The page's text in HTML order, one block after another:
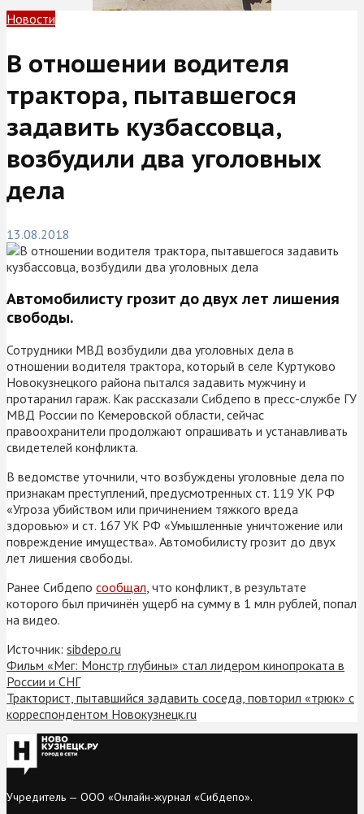
Новости
В отношении водителя
трактора, пытавшегося
задавить кузбассовца,
возбудили два уголовных
дела
13.08.2018
Автомобилисту грозит до двух лет лишения
свободы.
Сотрудники МВД возбудили два уголовных дела в
отношении водителя трактора, который в селе Куртуково
Новокузнецкого района пытался задавить мужчину и
протаранил гараж. Как рассказали Сибдепо в пресс-службе ГУ
МВД России по Кемеровской области, сейчас
правоохранители продолжают опрашивать и устанавливать
свидетелей конфликта.
В ведомстве уточнили, что возбуждены уголовные дела по
признакам преступлений, предусмотренных ст. 119 УК РФ
«Угроза убийством или причинением тяжкого вреда
здоровью» и ст. 167 УК РФ «Умышленные уничтожение или
повреждение имущества». Автомобилисту грозит до двух
лет лишения свободы.
Ранее Сибдепо сообщал , что конфликт, в результате
которого был причинён ущерб на сумму в 1 млн рублей, попал
на видео.
Источник: sibdepo.ru
Фильм «Мег: Монстр глубины» стал лидером кинопроката в
России и СНГ
Тракторист, пытавшийся задавить соседа, повторил «трюк» с
корреспондентом Новокузнецк.ru
Учредитель — ООО «Онлайн-журнал «Сибдепо».